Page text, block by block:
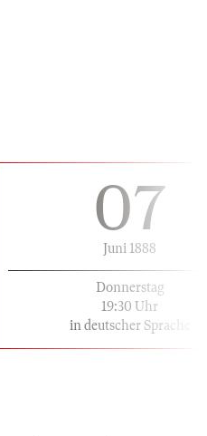
07
Juni 1888
Donnerstag
19:30 Uhr
in deutscher Sprache